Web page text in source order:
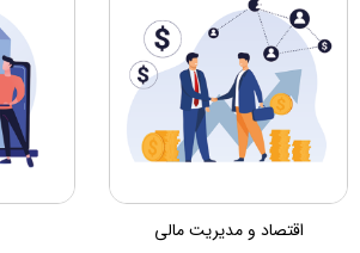
اقتصاد و مدیریت مالی